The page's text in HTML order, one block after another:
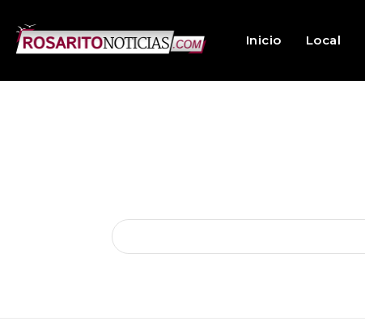
Inicio Local